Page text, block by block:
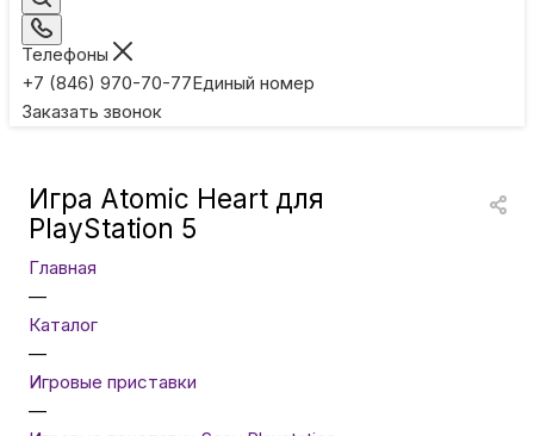
Телефоны
+7 (846) 970-70-77Единый номер
Заказать звонок
Умные кольца
Игра Atomic Heart для
PlayStation 5
Главная
—
Каталог
—
Игровые приставки
—